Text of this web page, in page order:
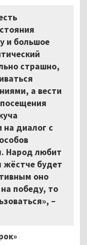
и большое
страшно,
а вести
диалог с
Народ любит
жёстче будет
оно
победу, то
–